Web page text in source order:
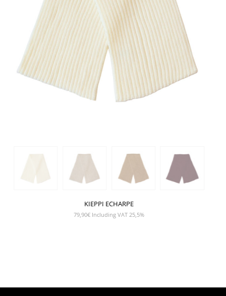
KIEPPI ECHARPE
79,90€ Including VAT 25,5%